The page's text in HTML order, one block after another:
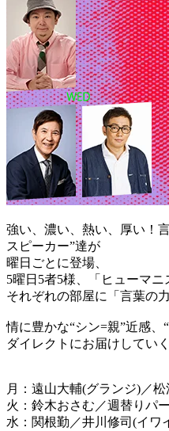
強い、濃い、熱い、厚い！
スピーカー”達が
曜日ごとに登場、
5曜日5者5様、「ヒューマニ
それぞれの部屋に「言葉の
情に豊かな“シン=親”近感、
ダイレクトにお届けしてい
月：遠山大輔(グランジ)／
火：鈴木おさむ／週替りパ
水：関根勤／井川修司(イワ